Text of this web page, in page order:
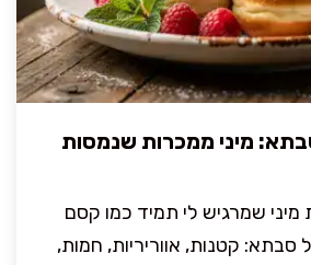
מיני ממכרות שנמסות
מיני שמרגיש לי תמיד כמו קסם
קטנות, אווריריות, חמות,